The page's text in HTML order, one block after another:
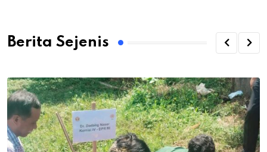
Berita Sejenis